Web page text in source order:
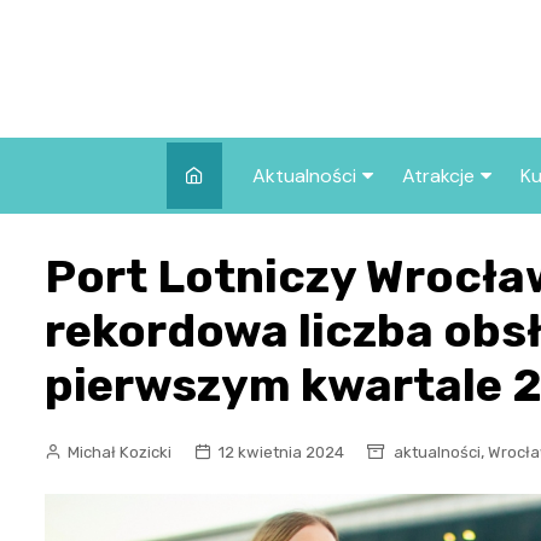
Aktualności
Wszystkie wpisy
Atrakcje
we Wrocławiu
Co warto
Wrocławiu?
Port Lotniczy
rekordowa liczba
pierwszym kwartale
Michał Kozicki 12 kwietnia 2024 aktualności,